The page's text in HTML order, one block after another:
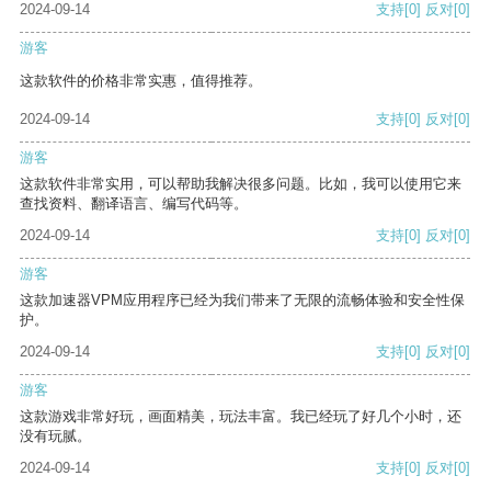
2024-09-14
支持[0] 反对[0]
游客
这款软件的价格非常实惠，值得推荐。
2024-09-14 支持[0] 反对[0]
游客
这款软件非常实用，可以帮助我解决很多问题。比如，我可以使用它来
查找资料、翻译语言、编写代码等。
2024-09-14
支持[0] 反对[0]
游客
这款加速器VPM应用程序已经为我们带来了无限的流畅体验和安全性保
护。
2024-09-14
支持[0] 反对[0]
游客
这款游戏非常好玩，画面精美，玩法丰富。我已经玩了好几个小时，还
没有玩腻。
2024-09-14
支持[0] 反对[0]